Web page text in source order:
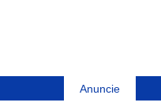
Anuncie